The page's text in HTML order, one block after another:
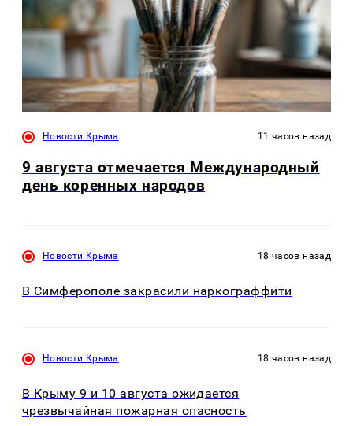
Новости Крыма 11 часов назад
9 августа отмечается Международный
день коренных народов
Новости Крыма 18 часов назад
В Симферополе закрасили наркограффити
Новости Крыма 18 часов назад
В Крыму 9 и 10 августа ожидается
чрезвычайная пожарная опасность